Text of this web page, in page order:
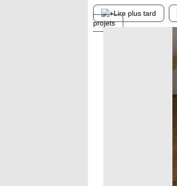
Lire plus tard
projets